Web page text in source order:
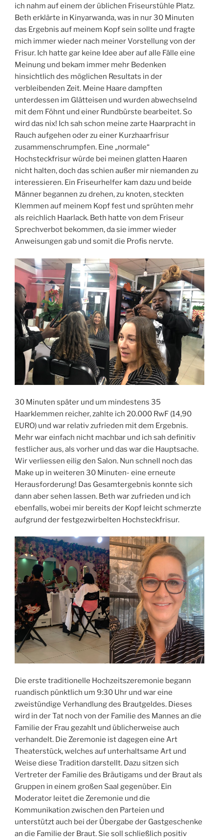
ich nahm auf einem der üblichen Friseurstühle Platz.
Beth erklärte in Kinyarwanda, was in nur 30 Minuten
das Ergebnis auf meinem Kopf sein sollte und fragte
mich immer wieder nach meiner Vorstellung von der
Frisur. Ich hatte gar keine Idee aber auf alle Fälle eine
Meinung und bekam immer mehr Bedenken
hinsichtlich des möglichen Resultats in der
verbleibenden Zeit. Meine Haare dampften
unterdessen im Glätteisen und wurden abwechselnd
mit dem Föhnt und einer Rundbürste bearbeitet. So
wird das nix! Ich sah schon meine zarte Haarpracht in
Rauch aufgehen oder zu einer Kurzhaarfrisur
zusammenschrumpfen. Eine „normale“
Hochsteckfrisur würde bei meinen glatten Haaren
nicht halten, doch das schien außer mir niemanden zu
interessieren. Ein Friseurhelfer kam dazu und beide
Männer begannen zu drehen, zu knoten, steckten
Klemmen auf meinem Kopf fest und sprühten mehr
als reichlich Haarlack. Beth hatte von dem Friseur
Sprechverbot bekommen, da sie immer wieder
Anweisungen gab und somit die Profis nervte.
30 Minuten später und um mindestens 35
Haarklemmen reicher, zahlte ich 20.000 RwF (14,90
EURO) und war relativ zufrieden mit dem Ergebnis.
Mehr war einfach nicht machbar und ich sah definitiv
festlicher aus, als vorher und das war die Hauptsache.
Wir verliessen eilig den Salon. Nun schnell noch das
Make up in weiteren 30 Minuten- eine erneute
Herausforderung! Das Gesamtergebnis konnte sich
dann aber sehen lassen. Beth war zufrieden und ich
ebenfalls, wobei mir bereits der Kopf leicht schmerzte
aufgrund der festgezwirbelten Hochsteckfrisur.
Die erste traditionelle Hochzeitszeremonie begann
ruandisch pünktlich um 9:30 Uhr und war eine
zweistündige Verhandlung des Brautgeldes. Dieses
wird in der Tat noch von der Familie des Mannes an die
Familie der Frau gezahlt und üblicherweise auch
verhandelt. Die Zeremonie ist dagegen eine Art
Theaterstück, welches auf unterhaltsame Art und
Weise diese Tradition darstellt. Dazu sitzen sich
Vertreter der Familie des Bräutigams und der Braut als
Gruppen in einem großen Saal gegenüber. Ein
Moderator leitet die Zeremonie und die
Kommunikation zwischen den Parteien und
unterstützt auch bei der Übergabe der Gastgeschenke
an die Familie der Braut. Sie soll schließlich positiv